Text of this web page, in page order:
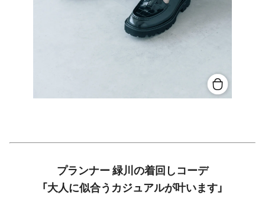
プランナー 緑川の着回しコーデ
「大人に似合うカジュアルが叶います」